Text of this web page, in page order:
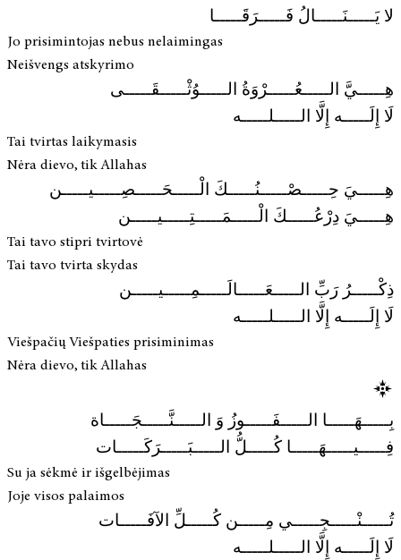
لا يَـــــنَـــــالُ فَـــــرَقَـــــا
Jo prisimintojas nebus nelaimingas
Neišvengs atskyrimo
هِـــــيَّ الـــــعُـــــرْوَةُ الـــــوُثْـــــقَـــــى
لَا إِلَـــــه إِلَّا الـــــلـــــه
Tai tvirtas laikymasis
Nėra dievo, tik Allahas
هِـــــيَ حِـــــصْـــــنُـــــكَ الْـــــحَـــــصِـــــيـــــن
هِـــــيَ دِرْعُـــــكَ الْـــــمَـــــتِـــــيـــــن
Tai tavo stipri tvirtovė
Tai tavo tvirta skydas
ذِكْـــــرُ رَبِّ الـــــعَـــــالَـــــمِـــــيـــــن
لَا إِلَـــــه إِلَّا الـــــلـــــه
Viešpačių Viešpaties prisiminimas
Nėra dievo, tik Allahas
بِـــــهَـــــا الـــــفَـــــوزُ وَ الـــــنَّـــــجَـــــاة
فِـــــيـــــهَـــــا كُـــــلُّ الـــــبَـــــرَكَـــــات
Su ja sėkmė ir išgelbėjimas
Joje visos palaimos
تُـــــنْـــــجِـــــي مِـــــن كُـــــلِّ الآفَـــــات
لَا إِلَـــــه إِلَّا الـــــلـــــه